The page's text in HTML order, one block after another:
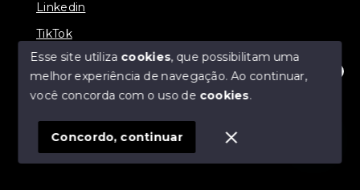
Olá! Estamos disponíveis para te ajudar.
Linkedin
TikTok
© Copyright 2026 - Nova Aliança Assessoria Imobiliária
SITE PARA IMOBILIARIA
Esse site utiliza cookies, que possibilitam uma
melhor experiência de navegação.Ao continuar,
você concorda com o uso de cookies.
Concordo, continuar